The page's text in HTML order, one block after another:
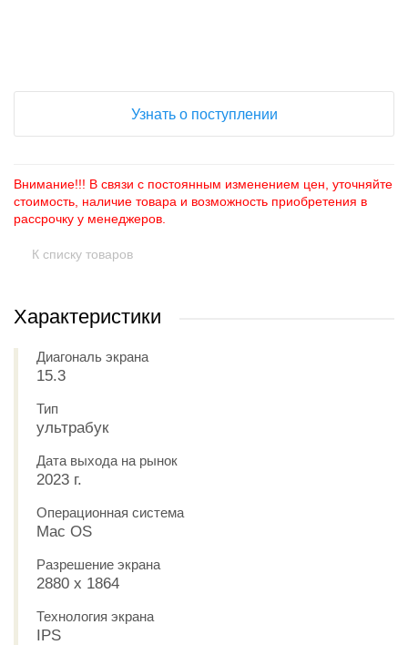
Узнать о поступлении
Внимание!!! В связи с постоянным изменением цен, уточняйте
стоимость, наличие товара и возможность приобретения в
рассрочку у менеджеров.
К списку товаров
Характеристики
Диагональ экрана
15.3
Тип
ультрабук
Дата выхода на рынок
2023 г.
Операционная система
Mac OS
Разрешение экрана
2880 x 1864
Технология экрана
IPS